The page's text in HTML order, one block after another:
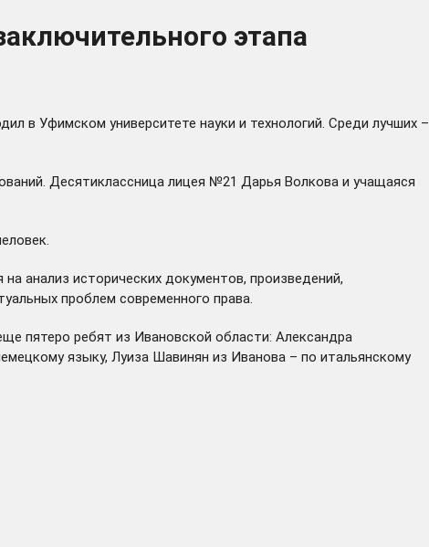
этапа
в Уфимском университете науки и технологий. Среди лучших –
Десятиклассница лицея №21 Дарья Волкова и учащаяся
анализ исторических документов, произведений,
проблем современного права.
пятеро ребят из Ивановской области: Александра
языку, Луиза Шавинян из Иванова – по итальянскому